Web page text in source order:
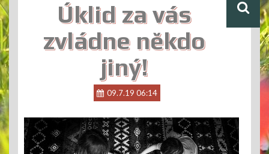
Úklid za vás
zvládne někdo
jiný!
09.7.19 06:14